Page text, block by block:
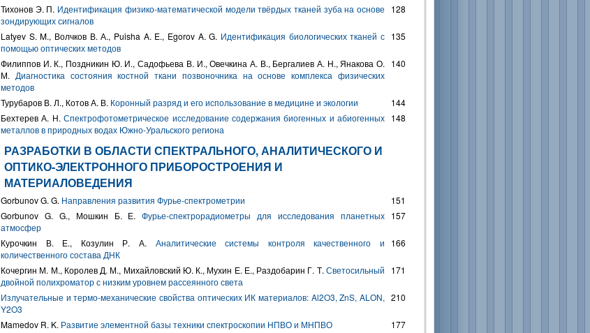
Тихонов Э. П. Идентификация физико-математической модели твёрдых тканей зуба на основе
зондирующих сигналов
128
Latyev S. M., Волчков В. А., Puisha A. E., Egorov A. G. Идентификация биологических тканей с
помощью оптических методов
135
Филиппов И. К., Поздникин Ю. И., Садофьева В. И., Овечкина А. В., Бергалиев А. Н., Янакова О.
М. Диагностика состояния костной ткани позвоночника на основе комплекса физических
методов
140
Турубаров В. Л., Котов А. В. Коронный разряд и его использование в медицине и экологии
144
Бехтерев А. Н.Спектрофотометрическое исследование содержания биогенных и абиогенных
металлов в природных водах Южно-Уральского региона
148
РАЗРАБОТКИ В ОБЛАСТИ СПЕКТРАЛЬНОГО, АНАЛИТИЧЕСКОГО И
ОПТИКО-ЭЛЕКТРОННОГО ПРИБОРОСТРОЕНИЯ И
МАТЕРИАЛОВЕДЕНИЯ
Gorbunov G. G. Направления развития Фурье-спектрометрии
151
Gorbunov G. G., Мошкин Б. Е.Фурье-спектрорадиометры для исследования планетных
атмосфер
157
Курочкин В. Е., Козулин Р. А. Аналитические системы контроля качественного и
количественного состава ДНК
166
Кочергин М. М., Королев Д. М., Михайловский Ю. К., Мухин Е. Е., Раздобарин Г. Т. Светосильный
двойной полихроматор с низким уровнем рассеянного света
171
Излучательные и термо-механические свойства оптических ИК материалов: Al2O3, ZnS, ALON,
Y2O3
210
Mamedov R. K. Развитие элементной базы техники спектроскопии НПВО и МНПВО
177